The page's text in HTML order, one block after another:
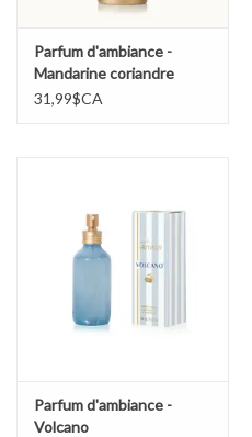
Parfum d'ambiance -
Mandarine coriandre
31,99$CA
Parfum d'ambiance -
Volcano